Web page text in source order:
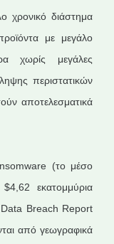
χρονικό διάστημα
με μεγάλο
χωρίς μεγάλες
περιστατικών
αποτελεσματικά
(το μέσο
εκατομμύρια
Breach Report
από γεωγραφικά